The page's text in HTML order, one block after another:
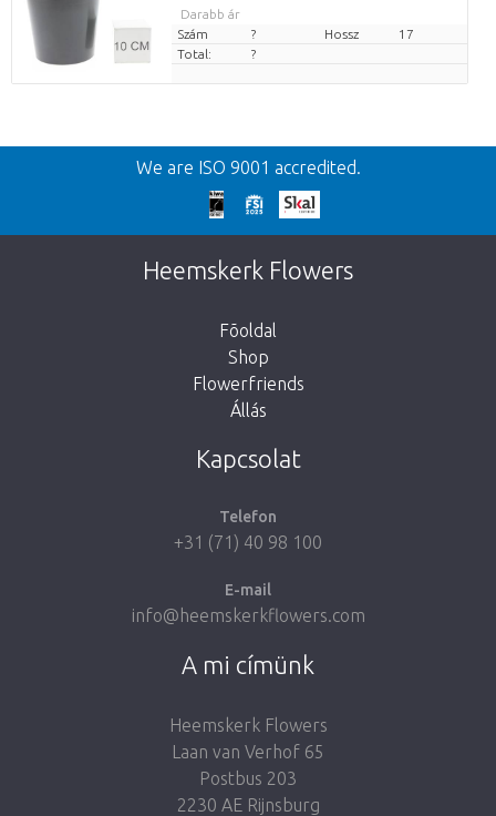
Darabb ár
Szám
? Hossz
17
Total:
?
Vissza
We're sorry
This page does not exist. Click on the
button below to return to the shop.
We are ISO 9001 accredited.
Heemskerk Flowers
Fõoldal
Shop
Flowerfriends
Állás
Kapcsolat
Telefon
+31 (71) 40 98 100
E-mail
info@heemskerkflowers.com
A mi címünk
Heemskerk Flowers
Laan van Verhof 65
Postbus 203
2230 AE Rijnsburg